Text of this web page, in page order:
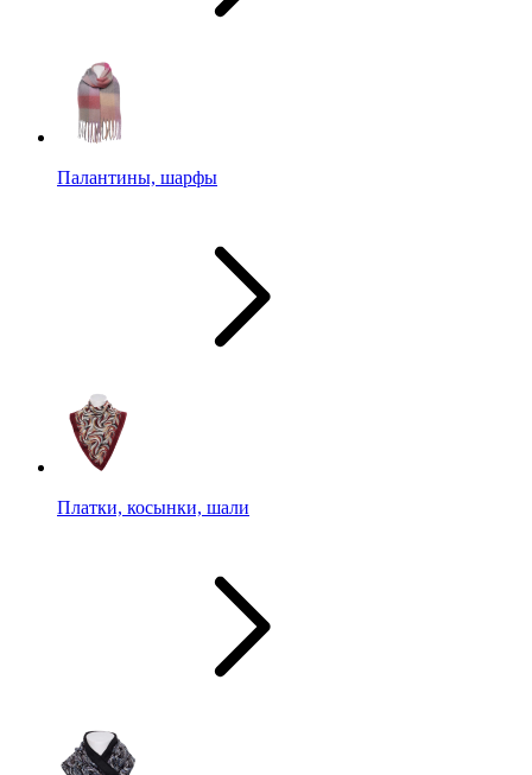
Палантины, шарфы
Платки, косынки, шали